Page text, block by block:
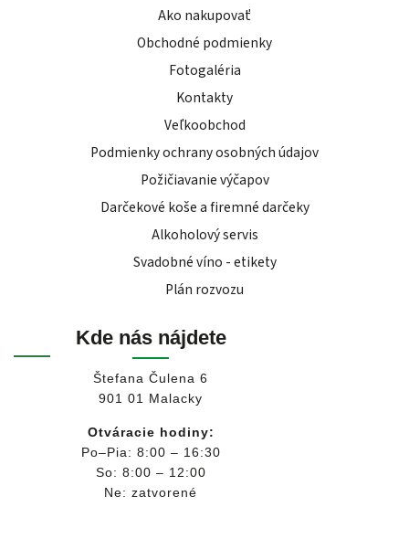
Ako nakupovať
Obchodné podmienky
Fotogaléria
Kontakty
Veľkoobchod
Podmienky ochrany osobných údajov
Požičiavanie výčapov
Darčekové koše a firemné darčeky
Alkoholový servis
Svadobné víno - etikety
Plán rozvozu
Kde nás nájdete
Štefana Čulena 6
901 01 Malacky
Otváracie hodiny:
Po–Pia: 8:00 – 16:30
So: 8:00 – 12:00
Ne: zatvorené